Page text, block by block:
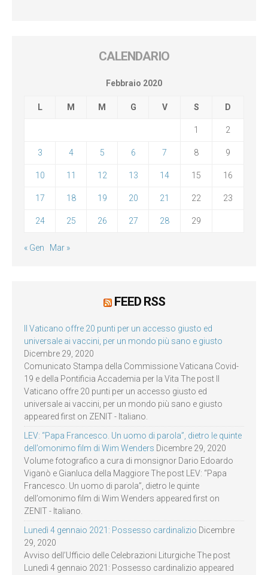
CALENDARIO
Febbraio 2020
L M M G V S D
1 2
3 4 5 6 7 8 9
10 11 12 13 14 15 16
17 18 19 20 21 22 23
24 25 26 27 28 29
« Gen Mar »
FEED RSS
Il Vaticano offre 20 punti per un accesso giusto ed
universale ai vaccini, per un mondo più sano e giusto
Dicembre 29, 2020
Comunicato Stampa della Commissione Vaticana Covid-
19 e della Pontificia Accademia per la Vita The post Il
Vaticano offre 20 punti per un accesso giusto ed
universale ai vaccini, per un mondo più sano e giusto
appeared first on ZENIT - Italiano.
LEV: “Papa Francesco. Un uomo di parola”, dietro le quinte
dell’omonimo film di Wim Wenders Dicembre 29, 2020
Volume fotografico a cura di monsignor Dario Edoardo
Viganò e Gianluca della Maggiore The post LEV: “Papa
Francesco. Un uomo di parola”, dietro le quinte
dell’omonimo film di Wim Wenders appeared first on
ZENIT - Italiano.
Lunedì 4 gennaio 2021: Possesso cardinalizio Dicembre
29, 2020
Avviso dell’Ufficio delle Celebrazioni Liturgiche The post
Lunedì 4 gennaio 2021: Possesso cardinalizio appeared